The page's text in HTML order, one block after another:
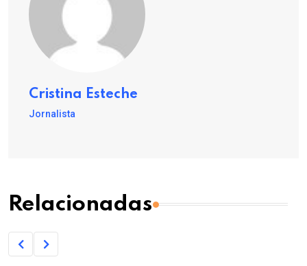
Cristina Esteche
Jornalista
Relacionadas